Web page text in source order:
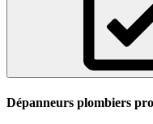
Dépanneurs plombiers